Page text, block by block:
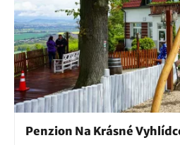
Penzion Na Krásné